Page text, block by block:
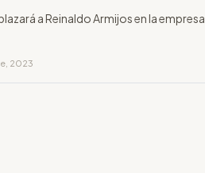
a Reinaldo Armijos en la empresa
2023